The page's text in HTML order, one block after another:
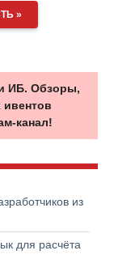
»
ИБ. Обзоры,
ивентов
канал!
из
для расчёта